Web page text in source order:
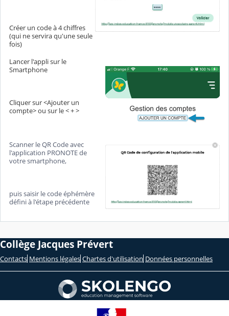
Créer un code à 4 chiffres
(qui ne servira qu'une seule
fois)
Lancer l'appli sur le
Smartphone
Cliquer sur <Ajouter un
compte> ou sur le < + >
Scanner le QR Code avec
l'application PRONOTE de
votre smartphone,
puis saisir le code éphémère
défini à l'étape précédente
Collège Jacques Prévert
Contacts Mentions légales Chartes d'utilisation Données personnelles